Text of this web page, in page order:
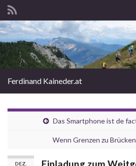
Search for:
Ferdinand Kaineder.at
Das Smartphone ist de
Wenn Grenzen zu
DEZ.
Einladung zum